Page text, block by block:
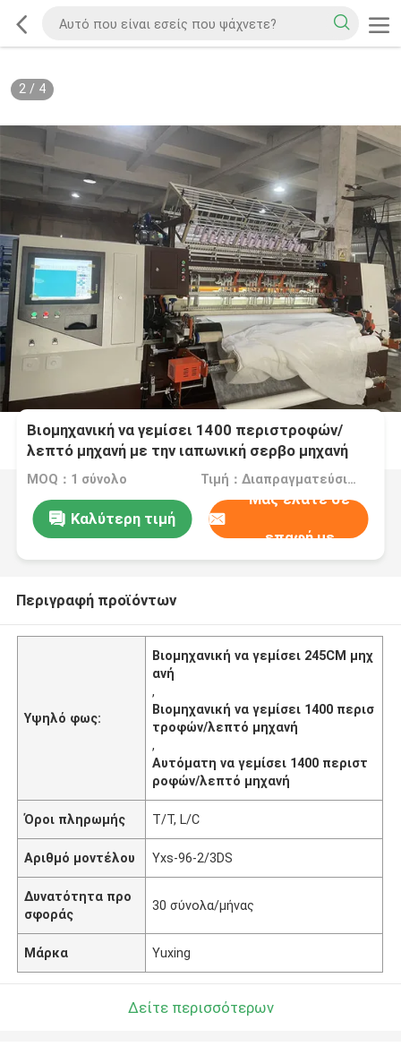
2/ 4
Βιομηχανική να γεμίσει 1400 περιστροφών/
λεπτό μηχανή με την ιαπωνική σερβο μηχανή
MOQ：1 σύνολο Τιμή：Διαπραγματεύσιμα
Καλύτερη τιμή
Μας ελάτε σε
επαφή με
Περιγραφή προϊόντων
Υψηλό φως:
Βιομηχανική να γεμίσει 245CM μηχ
ανή
,
Βιομηχανική να γεμίσει 1400 περισ
τροφών/λεπτό μηχανή
,
Αυτόματη να γεμίσει 1400 περιστ
ροφών/λεπτό μηχανή
Όροι πληρωμής T/T, L/C
Αριθμό μοντέλου Yxs-96-2/3DS
Δυνατότητα προ
σφοράς
30 σύνολα/μήνας
Μάρκα Yuxing
Δείτε περισσότερων